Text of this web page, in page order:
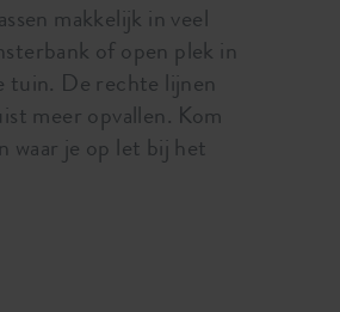
makkelijk in veel
of open plek in
tuin. De rechte lijnen
meer opvallen. Kom
waar je op let bij het